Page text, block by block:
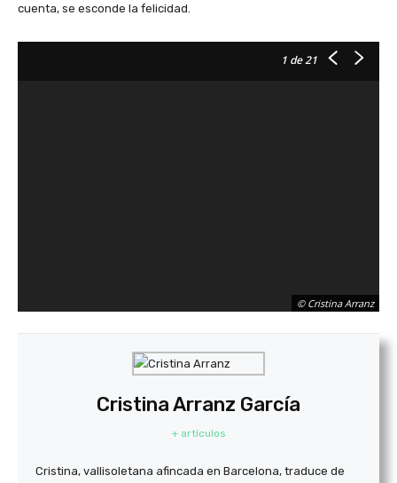
cuenta, se esconde la felicidad.
1 de 21
© Cristina Arranz
Cristina Arranz García
+ artículos
Cristina, vallisoletana afincada en Barcelona, traduce de